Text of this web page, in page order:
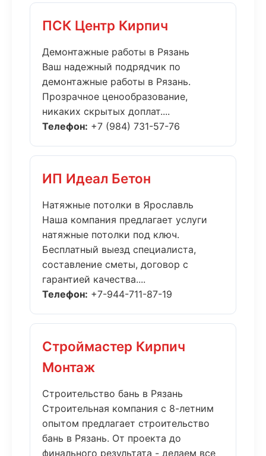
ПСК Центр Кирпич
Демонтажные работы в Рязань
Ваш надежный подрядчик по
демонтажные работы в Рязань.
Прозрачное ценообразование,
никаких скрытых доплат....
Телефон: +7 (984) 731-57-76
ИП Идеал Бетон
Натяжные потолки в Ярославль
Наша компания предлагает услуги
натяжные потолки под ключ.
Бесплатный выезд специалиста,
составление сметы, договор с
гарантией качества....
Телефон: +7-944-711-87-19
Строймастер Кирпич
Монтаж
Строительство бань в Рязань
Строительная компания с 8-летним
опытом предлагает строительство
бань в Рязань. От проекта до
финального результата - делаем все